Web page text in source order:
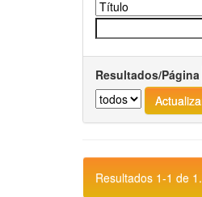
Resultados/Página
Resultados 1-1 de 1.